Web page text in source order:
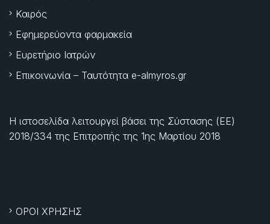
Καιρός
Εφημερεύοντα φαρμακεία
Ευρετήριο Ιατρών
Επικοινωνία – Ταυτότητα e-almyros.gr
Η ιστοσελίδα λειτουργεί βάσει της Σύστασης (ΕΕ)
2018/334 της Επιτροπής της 1ης Μαρτίου 2018
ΟΡΟΙ ΧΡΗΣΗΣ